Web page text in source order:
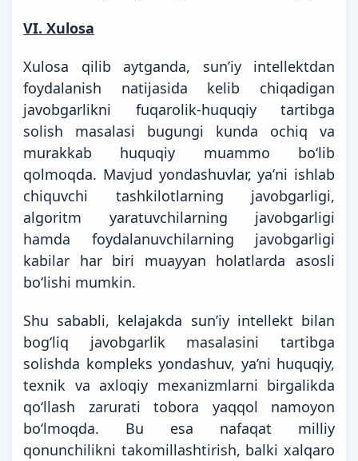
VI. Xulosa
Xulosa qilib aytganda, sunʼiy intellektdan
foydalanish natijasida kelib chiqadigan
javobgarlikni fuqarolik-huquqiy tartibga
solish masalasi bugungi kunda ochiq va
murakkab huquqiy muammo bo‘lib
qolmoqda. Mavjud yondashuvlar, yaʼni ishlab
chiquvchi tashkilotlarning javobgarligi,
algoritm yaratuvchilarning javobgarligi
hamda foydalanuvchilarning javobgarligi
kabilar har biri muayyan holatlarda asosli
bo‘lishi mumkin.
Shu sababli, kelajakda sunʼiy intellekt bilan
bog‘liq javobgarlik masalasini tartibga
solishda kompleks yondashuv, ya’ni huquqiy,
texnik va axloqiy mexanizmlarni birgalikda
qo‘llash zarurati tobora yaqqol namoyon
bo‘lmoqda. Bu esa nafaqat milliy
qonunchilikni takomillashtirish, balki xalqaro